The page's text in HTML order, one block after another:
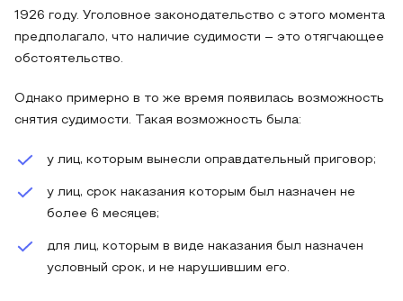
1926 году. Уголовное законодательство с этого момента
предполагало, что наличие судимости – это отягчающее
обстоятельство.
Однако примерно в то же время появилась возможность
снятия судимости. Такая возможность была:
у лиц, которым вынесли оправдательный приговор;
у лиц, срок наказания которым был назначен не
более 6 месяцев;
для лиц, которым в виде наказания был назначен
условный срок, и не нарушившим его.